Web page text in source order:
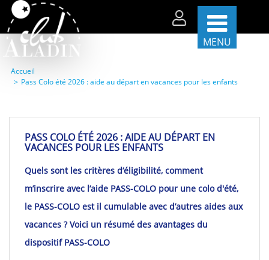
période
séjours
thèmes
Partenaires
MENU
Accueil
Pass Colo été 2026 : aide au départ en vacances pour les enfants
PASS COLO ÉTÉ 2026 : AIDE AU DÉPART EN
VACANCES POUR LES ENFANTS
Quels sont les critères d’éligibilité, comment
m’inscrire avec l’aide PASS-COLO pour une colo d'été,
le PASS-COLO est il cumulable avec d’autres aides aux
vacances ? Voici un résumé des avantages du
dispositif PASS-COLO